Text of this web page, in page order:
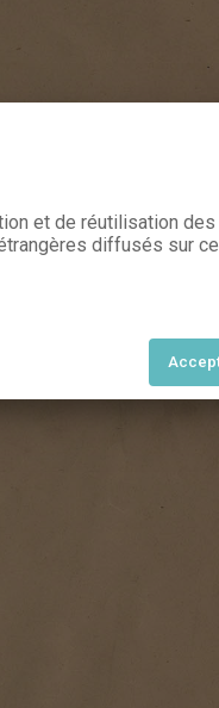
et de réutilisation des
diffusés sur ce